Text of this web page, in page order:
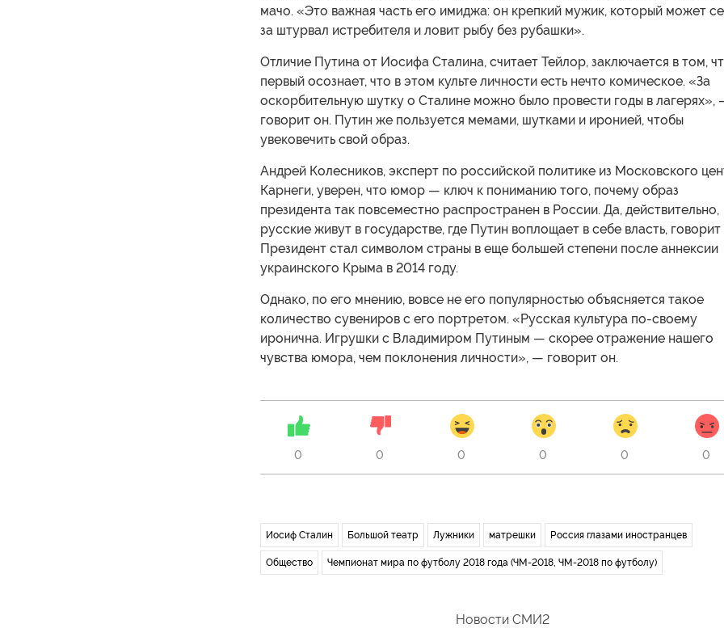
мачо. «Это важная часть его имиджа: он крепкий мужик, который может
за штурвал истребителя и ловит рыбу без рубашки».
Отличие Путина от Иосифа Сталина, считает Тейлор, заключается в том,
первый осознает, что в этом культе личности есть нечто комическое. «За
оскорбительную шутку о Сталине можно было провести годы в лагерях»,
говорит он. Путин же пользуется мемами, шутками и иронией, чтобы
увековечить свой образ.
Андрей Колесников, эксперт по российской политике из Московского
Карнеги, уверен, что юмор — ключ к пониманию того, почему образ
президента так повсеместно распространен в России. Да, действительно,
русские живут в государстве, где Путин воплощает в себе власть, говорит
Президент стал символом страны в еще большей степени после аннексии
украинского Крыма в 2014 году.
Однако, по его мнению, вовсе не его популярностью объясняется такое
количество сувениров с его портретом. «Русская культура по-своему
иронична. Игрушки с Владимиром Путиным — скорее отражение нашего
чувства юмора, чем поклонения личности», — говорит он.
0 0 0 0 0 0
Иосиф Сталин Большой театр Лужники матрешки Россия глазами иностранцев
Общество Чемпионат мира по футболу 2018 года (ЧМ-2018, ЧМ-2018 по футболу)
Новости СМИ2